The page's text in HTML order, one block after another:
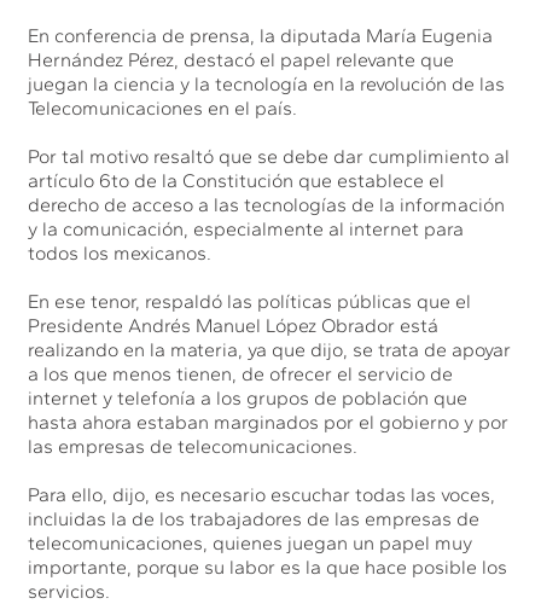
En conferencia de prensa, la diputada María Eugenia
Hernández Pérez, destacó el papel relevante que
juegan la ciencia y la tecnología en la revolución de las
Telecomunicaciones en el país.
Por tal motivo resaltó que se debe dar cumplimiento al
artículo 6to de la Constitución que establece el
derecho de acceso a las tecnologías de la información
y la comunicación, especialmente al internet para
todos los mexicanos.
En ese tenor, respaldó las políticas públicas que el
Presidente Andrés Manuel López Obrador está
realizando en la materia, ya que dijo, se trata de apoyar
a los que menos tienen, de ofrecer el servicio de
internet y telefonía a los grupos de población que
hasta ahora estaban marginados por el gobierno y por
las empresas de telecomunicaciones.
Para ello, dijo, es necesario escuchar todas las voces,
incluidas la de los trabajadores de las empresas de
telecomunicaciones, quienes juegan un papel muy
importante, porque su labor es la que hace posible los
servicios.